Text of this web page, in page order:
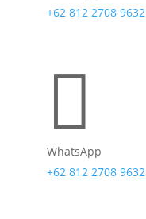
+62 812 2708 9632

WhatsApp
+62 812 2708 9632